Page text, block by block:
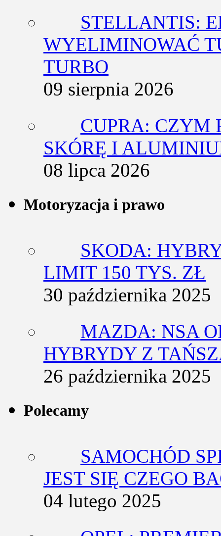
STELLANTIS:
WYELIMINOWAĆ
TURBO
09 sierpnia 2026
CUPRA: CZYM
SKÓRĘ I
08 lipca 2026
Motoryzacja i prawo
SKODA:
LIMIT 150 TYS. ZŁ
30 października 2025
MAZDA: NSA
HYBRYDY Z
26 października 2025
Polecamy
SAMOCHÓD
JEST SIĘ CZEGO
04 lutego 2025